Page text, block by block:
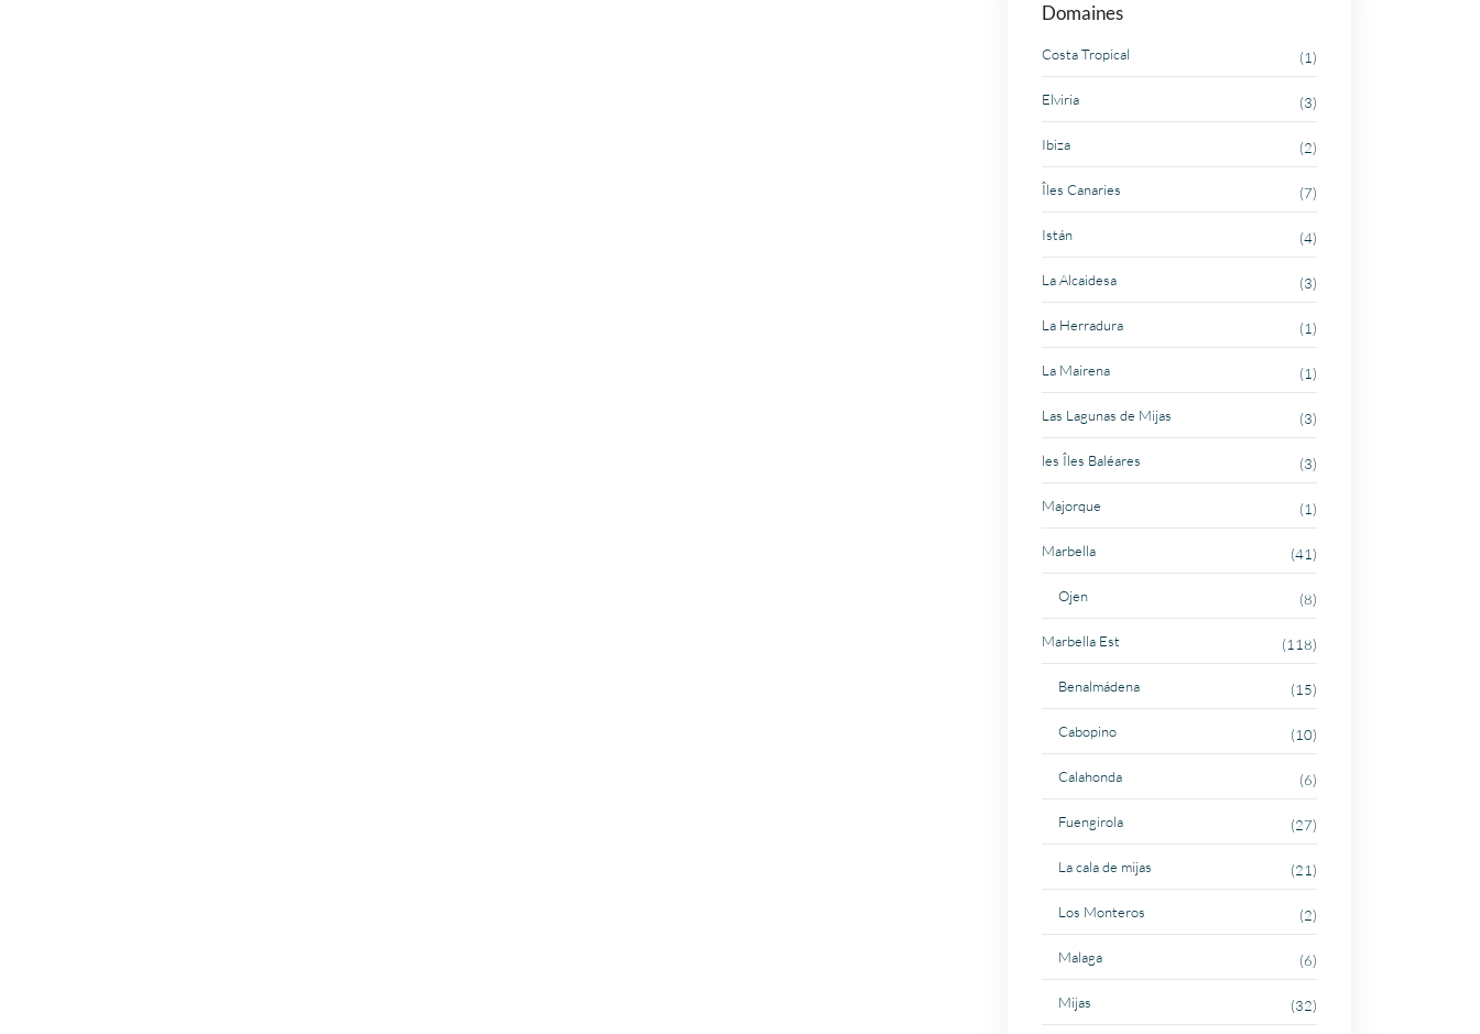
Domaines
Costa Tropical (1)
Elviria (3)
Ibiza (2)
Îles Canaries (7)
Istán (4)
La Alcaidesa (3)
La Herradura (1)
La Mairena (1)
Las Lagunas de Mijas (3)
les Îles Baléares (3)
Majorque (1)
Marbella (41)
Ojen (8)
Marbella Est (118)
Benalmádena (15)
Cabopino (10)
Calahonda (6)
Fuengirola (27)
La cala de mijas (21)
Los Monteros (2)
Malaga (6)
Mijas (32)